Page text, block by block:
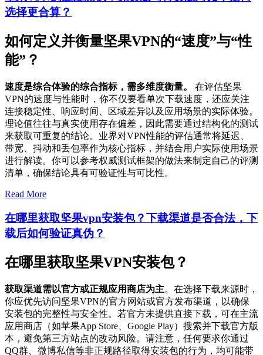
选择更合算？
如何定义并衡量坚果VPN的“速度”与“性
能”？
速度是综合体验的综合指标，需多维度衡量。
在评估坚果
VPN的速度与性能时，你不仅要看单次下载速度，还应关注
连接稳定性、响应时间、区域差异以及应用场景的实际体验。
理论值往往与真实使用存在偏差，因此需要通过结构化的测试
来获取可重复的结论。业界对VPN性能的评估通常将延迟、
带宽、抖动和丢包率作为核心指标，并结合用户实际使用场景
进行解读。你可以参考权威测试框架的做法来制定自己的评测
清单，确保结论具有可验证性与可比性。
Read More
在哪里获取坚果vpn安装包？下载渠道是否合法，下
载后如何验证真伪？
在哪里获取坚果VPN安装包？
获取渠道需以官方或正规应用商店为主。在选择下载来源时，
你应优先访问坚果VPN的官方网站或官方发布渠道，以确保
安装包的完整性与安全性。若官方未提供直接下载，可在主流
应用商店（如苹果App Store、Google Play）搜索并下载官方版
本，避免第三方站点的改动风险。请注意，任何要求你通过
QQ群、微博私信等非正规路径取得安装包的行为，均可能带